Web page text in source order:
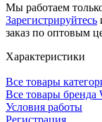
Мы работаем
Зарегистрируйтесь
заказ по оптовым
Характеристики
Все товары
Все товары бренда
Условия работы
Регистрация